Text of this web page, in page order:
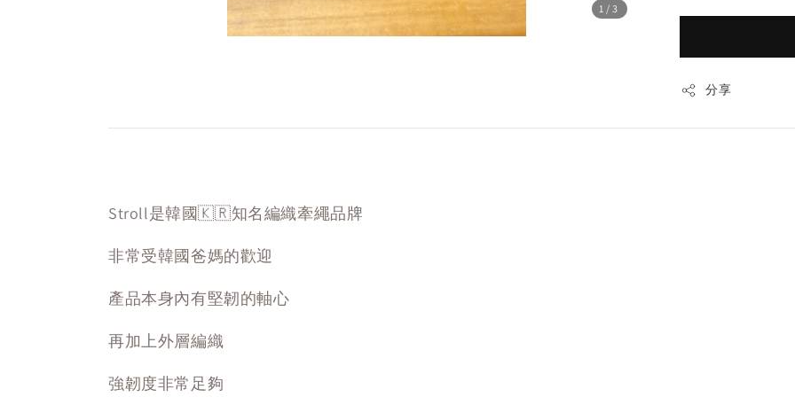
1 /3
分享
Stroll是韓國🇰🇷知名編織牽繩品牌
非常受韓國爸媽的歡迎
產品本身內有堅韌的軸心
再加上外層編織
強韌度非常足夠